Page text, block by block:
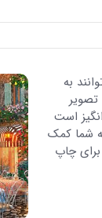
به
است
شما کمک
چاپ